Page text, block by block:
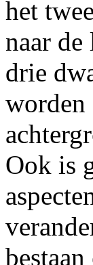
het
naar
drie
worden
Ook is